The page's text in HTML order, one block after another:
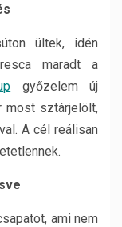
ültek, idén
maradt a
győzelem új
most sztárjelölt,
A cél reálisan
ami nem